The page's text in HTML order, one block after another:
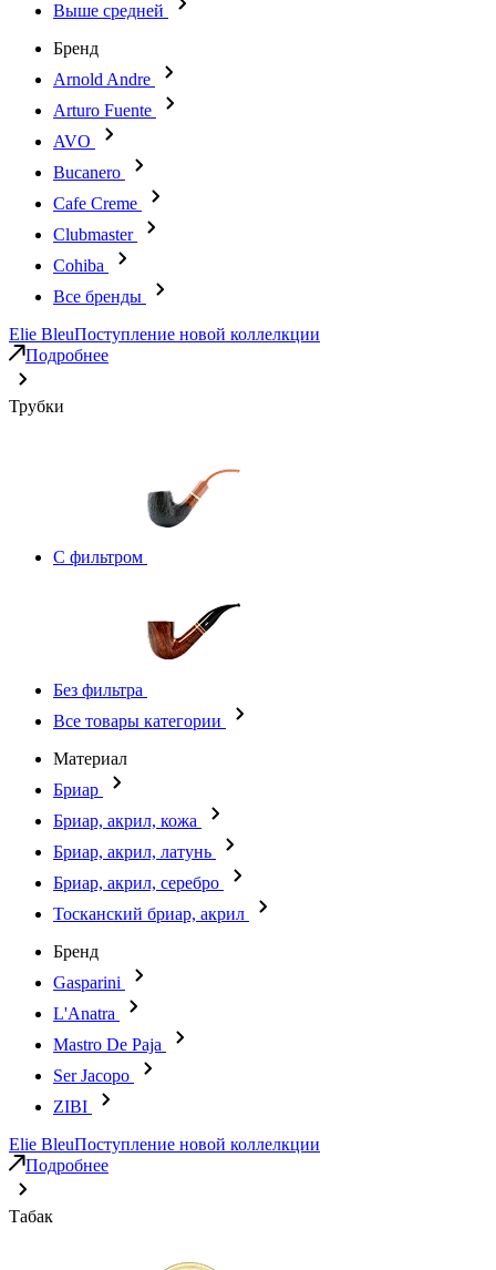
Выше средней
Бренд
Arnold Andre
Arturo Fuente
AVO
Bucanero
Cafe Creme
Clubmaster
Cohiba
Все бренды
Elie BleuПоступление новой коллелкции
Подробнее
Трубки
С фильтром
Без фильтра
Все товары категории
Материал
Бриар
Бриар, акрил, кожа
Бриар, акрил, латунь
Бриар, акрил, серебро
Тосканский бриар, акрил
Бренд
Gasparini
L'Anatra
Mastro De Paja
Ser Jacopo
ZIBI
Elie BleuПоступление новой коллелкции
Подробнее
Табак